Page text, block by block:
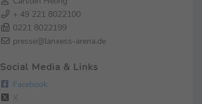
+ 49 221 8022100
0221 8022199
presse@lanxess-arena.de
Social Media & Links
Facebook
X